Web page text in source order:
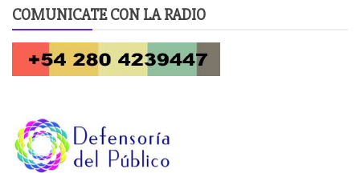
COMUNICATE CON LA RADIO